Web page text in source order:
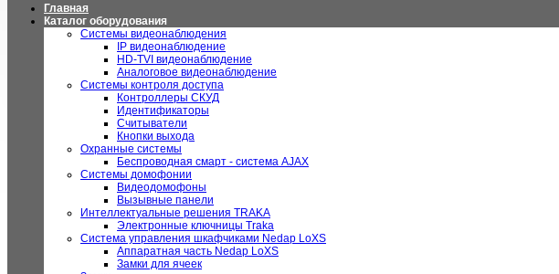
Главная
Каталог оборудования
Системы видеонаблюдения
IP видеонаблюдение
HD-TVI видеонаблюдение
Аналоговое видеонаблюдение
Системы контроля доступа
Контроллеры СКУД
Идентификаторы
Считыватели
Кнопки выхода
Охранные системы
Беспроводная смарт - система AJAX
Системы домофонии
Видеодомофоны
Вызывные панели
Интеллектуальные решения TRAKA
Электронные ключницы Traka
Система управления шкафчиками Nedap LoXS
Аппаратная часть Nedap LoXS
Замки для ячеек